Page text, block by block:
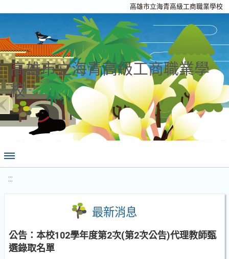
高雄市立海青高級工商職業學校
高雄市立海青高級工商職業學
校
:::
最新消息
公告：本校102學年度第2次(第2次公告)代理教師甄
選錄取名單